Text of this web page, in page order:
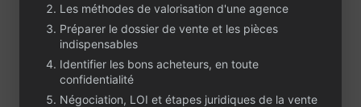
Les méthodes de valorisation d'une agence
Préparer le dossier de vente et les pièces
indispensables
Identifier les bons acheteurs, en toute
confidentialité
Négociation, LOI et étapes juridiques de la vente